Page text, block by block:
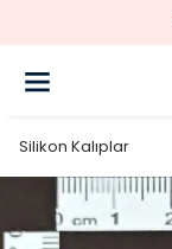
Silikon Kalıplar